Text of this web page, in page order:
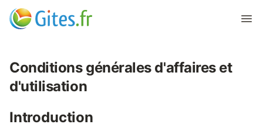
Conditions générales d'affaires et
d'utilisation
Introduction